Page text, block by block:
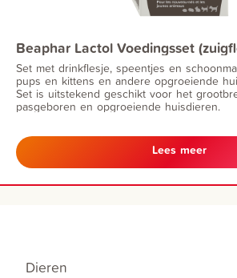
Beaphar Lactol Voedingsset
Set met drinkflesje, speentjes en
pups en kittens en andere opgroeiende
Set is uitstekend geschikt voor het
pasgeboren en opgroeiende huisdieren.
Lees meer
Dieren